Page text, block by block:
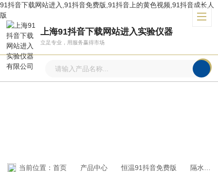
91抖音下载网站进入,91抖音免费版,91抖音上的黄色视频,91抖音成长人
版
上海91抖音下载网站进入实验仪器
立足专业，用服务赢得市场
当前位置： 首页 产品中心 恒温91抖音免费版 隔水式电热恒温91抖音免费版